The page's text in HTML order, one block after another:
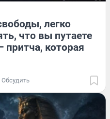
легко
что вы путаете
притча, которая
Обсудить